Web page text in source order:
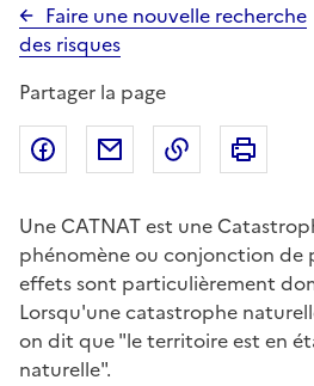
Faire une nouvelle recherche
des risques
Partager la page
Partager sur Facebook
Partager par email
Copier
Une CATNAT est une
phénomène ou conjonction de
effets sont particulièrement
Lorsqu'une catastrophe
on dit que "le territoire est en
naturelle".